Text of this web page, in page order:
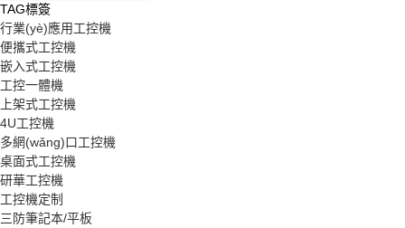
TAG標簽
行業(yè)應用工控機
便攜式工控機
嵌入式工控機
工控一體機
上架式工控機
4U工控機
多網(wǎng)口工控機
桌面式工控機
研華工控機
工控機定制
三防筆記本/平板